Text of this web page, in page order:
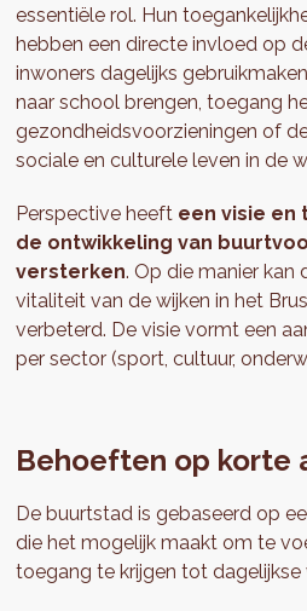
essentiële rol. Hun
hebben een directe invloed op
inwoners dagelijks
naar school brengen, toegang
gezondheidsvoorzieningen of
sociale en culturele leven in de
Perspective heeft een visie en
de ontwikkeling van
versterken. Op die manier kan
vitaliteit van de wijken in het
verbeterd. De visie vormt een
per sector (sport, cultuur,
Behoeften op korte
De buurtstad is gebaseerd op
die het mogelijk maakt om te
toegang te krijgen tot dagelijkse